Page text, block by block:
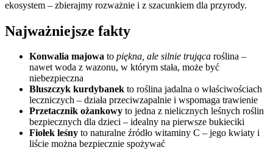
ekosystem – zbierajmy rozważnie i z szacunkiem dla przyrody.
Najważniejsze fakty
Konwalia majowa to piękna, ale silnie trująca roślina –
nawet woda z wazonu, w którym stała, może być
niebezpieczna
Bluszczyk kurdybanek to roślina jadalna o właściwościach
leczniczych – działa przeciwzapalnie i wspomaga trawienie
Przetacznik ożankowy to jedna z nielicznych leśnych roślin
bezpiecznych dla dzieci – idealny na pierwsze bukieciki
Fiołek leśny to naturalne źródło witaminy C – jego kwiaty i
liście można bezpiecznie spożywać